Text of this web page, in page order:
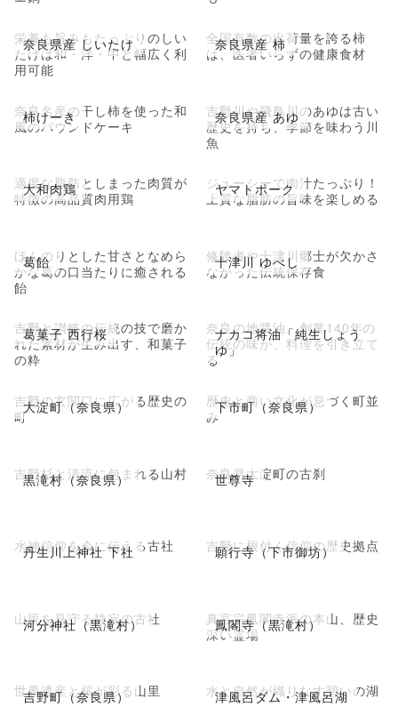
奈良県産 しいたけ
栄養も旨みもたっぷりのしい
たけは和・洋・中と幅広く利
用可能
奈良県産 柿
全国有数の出荷量を誇る柿
は、医者いらずの健康食材
柿けーき
奈良名産の干し柿を使った和
風のパウンドケーキ
奈良県産 あゆ
吉野川や飛鳥川のあゆは古い
歴史を持ち、季節を味わう川
魚
大和肉鶏
適度な脂肪としまった肉質が
特徴の高品質肉用鶏
ヤマトポーク
ジューシーで肉汁たっぷり！
上質な脂肪の旨味を楽しめる
葛飴
ほんのりとした甘さとなめら
かな葛の口当たりに癒される
飴
十津川 ゆべし
修験者や十津川郷士が欠かさ
なかった伝統保存食
葛菓子 西行桜
吉野と讃岐の伝統の技で磨か
れた素材が生み出す、和菓子
の粋
ナカコ将油「純生しょう
ゆ」
奈良の地醤油。創業140年の
伝統の味が、料理を引き立て
る
大淀町（奈良県）
吉野の玄関口に広がる歴史の
町
下市町（奈良県）
歴史と商い文化が息づく町並
み
黒滝村（奈良県）
吉野杉と清流に包まれる山村 世尊寺
奈良県大淀町の古刹
丹生川上神社 下社
水神信仰を今に伝える古社 願行寺（下市御坊）
吉野に根付く信仰の歴史拠点
河分神社（黒滝村）
山里を見守る静寂の古社 鳳閣寺（黒滝村）
真言宗鳳閣寺派の本山、歴史
深い霊場
吉野町（奈良県）
世界遺産と桜が彩る山里 津風呂ダム・津風呂湖
水と自然が織りなす憩いの湖